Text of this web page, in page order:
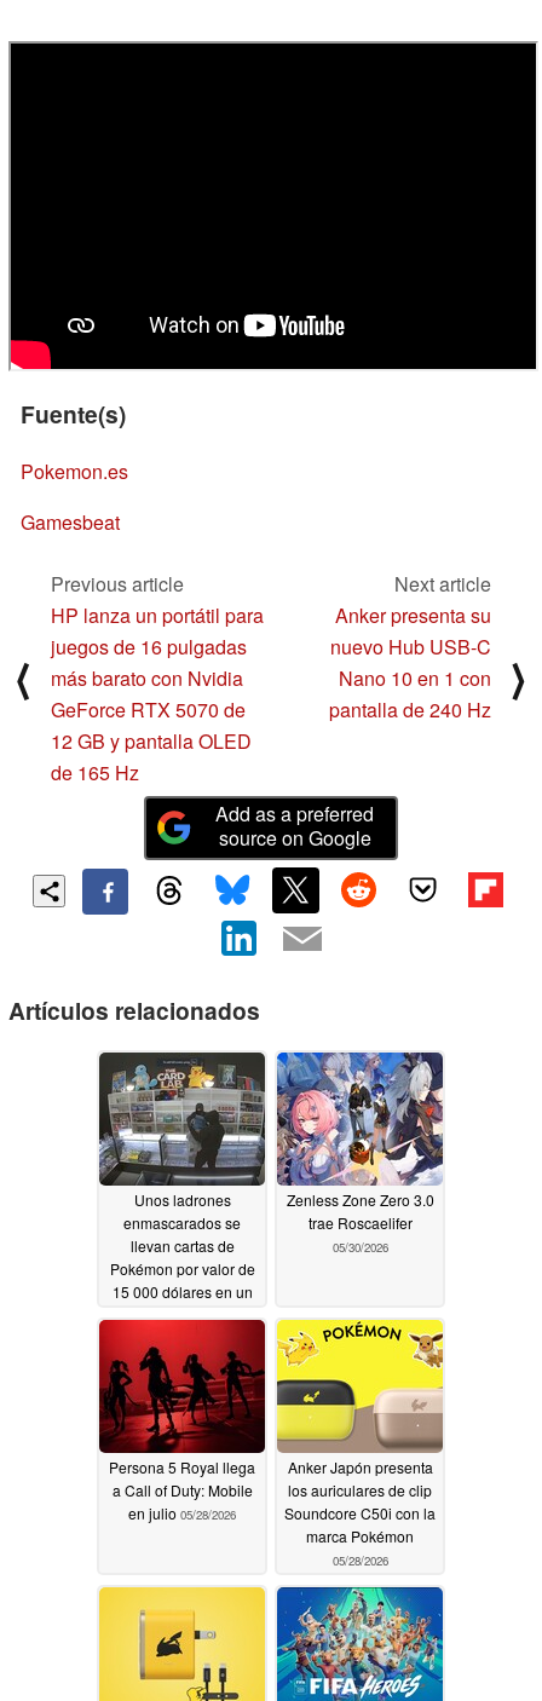
Fuente(s)
Pokemon.es
Gamesbeat
⟨
Previous article
HP lanza un portátil para
juegos de 16 pulgadas
más barato con Nvidia
GeForce RTX 5070 de
12 GB y pantalla OLED
de 165 Hz
Next article
Anker presenta su
nuevo Hub USB-C
Nano 10 en 1 con
pantalla de 240 Hz
⟩
Add as a preferred
source on Google
Artículos relacionados
Unos ladrones
enmascarados se
llevan cartas de
Pokémon por valor de
15 000 dólares en un
asalto de 40 segundos
en California
Zenless Zone Zero 3.0
trae Roscaelifer
05/30/2026
Persona 5 Royal llega
a Call of Duty: Mobile
en julio 05/28/2026
Anker Japón presenta
los auriculares de clip
Soundcore C50i con la
marca Pokémon
05/28/2026